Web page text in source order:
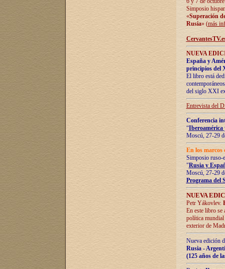
Simposio
«Superación
Rusia» (más
NUEVA
España y
principios del
El libro está
del siglo XXI
Entrevista del
Conferencia
“Iberoamérica
Moscú, 27-29
En los marcos
Simposio ruso-
"Rusia y
Moscú, 27-29
Programa del
NUEVA
Petr Yákovlev.
En este libro se
política mundial
exterior de
Nueva edición
Rusia -
(125 años de